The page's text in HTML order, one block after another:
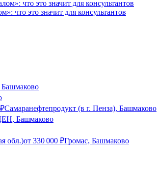
что это значит для консультантов
Башмаково
₽Самаранефтепродукт (в г. Пенза), Башмаково
Башмаково
обл.)от 330 000 ₽Громас, Башмаково